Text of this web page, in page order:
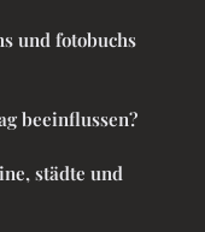
und fotobuchs
beeinflussen?
städte und